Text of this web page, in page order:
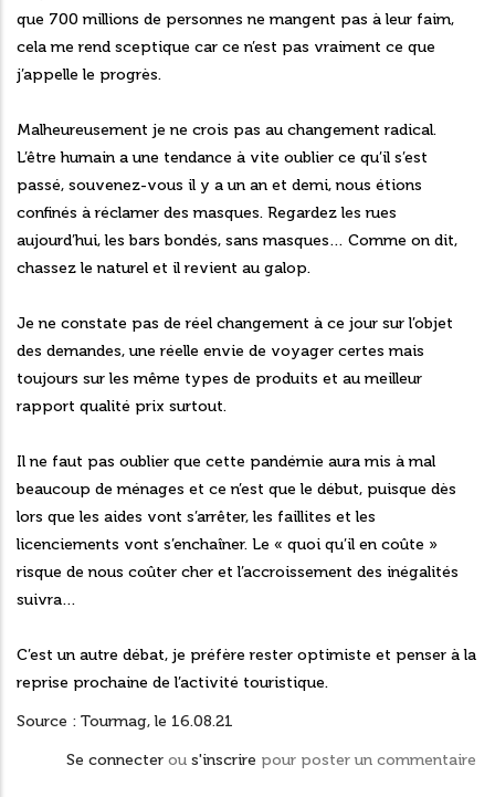
que 700 millions de personnes ne mangent pas à leur faim,
cela me rend sceptique car ce n’est pas vraiment ce que
j’appelle le progrès.
Malheureusement je ne crois pas au changement radical.
L’être humain a une tendance à vite oublier ce qu’il s’est
passé, souvenez-vous il y a un an et demi, nous étions
confinés à réclamer des masques. Regardez les rues
aujourd’hui, les bars bondés, sans masques… Comme on dit,
chassez le naturel et il revient au galop.
Je ne constate pas de réel changement à ce jour sur l’objet
des demandes, une réelle envie de voyager certes mais
toujours sur les même types de produits et au meilleur
rapport qualité prix surtout.
Il ne faut pas oublier que cette pandémie aura mis à mal
beaucoup de ménages et ce n’est que le début, puisque dès
lors que les aides vont s’arrêter, les faillites et les
licenciements vont s’enchaîner. Le « quoi qu’il en coûte »
risque de nous coûter cher et l’accroissement des inégalités
suivra…
C’est un autre débat, je préfère rester optimiste et penser à la
reprise prochaine de l’activité touristique.
Source : Tourmag, le 16.08.21
Se connecter ou s'inscrire pour poster un commentaire